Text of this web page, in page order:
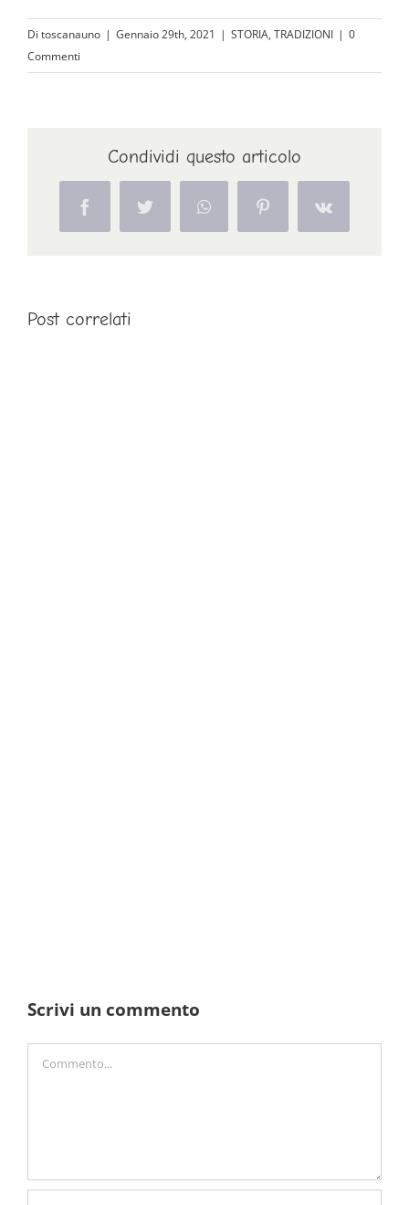
Di toscanauno | Gennaio 29th, 2021 | STORIA, TRADIZIONI | 0
Commenti
Condividi questo articolo
FacebookTwitter WhatsAppPinterestVk
Post correlati
Scrivi un commento
Commento